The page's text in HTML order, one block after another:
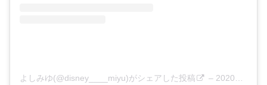
よしみゆ(@disney____miyu)がシェアした投稿 – 2020年 5月月5日午前1時44分PDT